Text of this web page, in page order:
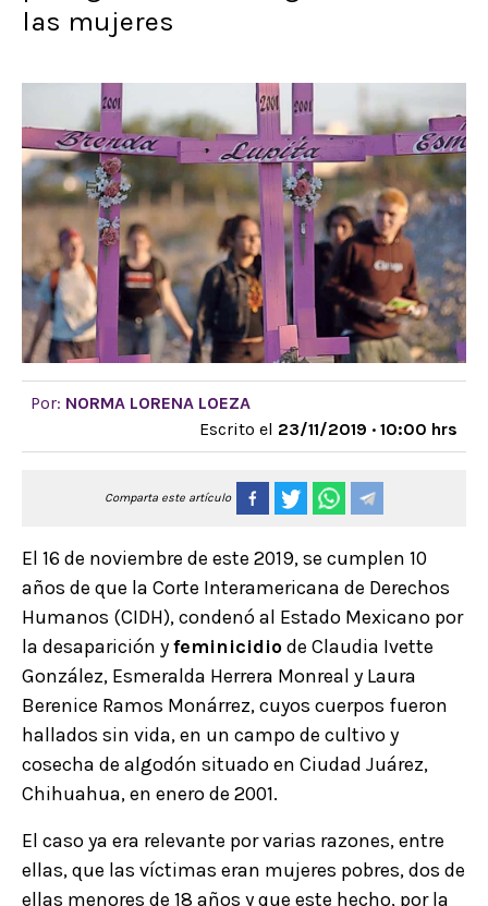
las mujeres
Por: NORMA LORENA LOEZA
Escrito el 23/11/2019 · 10:00 hrs
Comparta este artículo
El 16 de noviembre de este 2019, se cumplen 10
años de que la Corte Interamericana de Derechos
Humanos (CIDH), condenó al Estado Mexicano por
la desaparición yfeminicidiode Claudia Ivette
González, Esmeralda Herrera Monreal y Laura
Berenice Ramos Monárrez, cuyos cuerpos fueron
hallados sin vida, en un campo de cultivo y
cosecha de algodón situado en Ciudad Juárez,
Chihuahua, en enero de 2001.
El caso ya era relevante por varias razones, entre
ellas, que las víctimas eran mujeres pobres, dos de
ellas menores de 18 años y que este hecho, por la